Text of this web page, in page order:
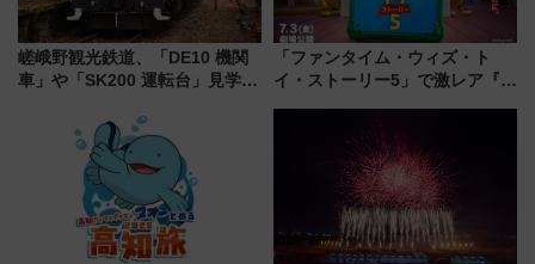
嵯峨野観光鉄道、「DE10 機関
車」や「SK200 運転台」見学ツ
トの一環で激レア体験できちゃ
うかも 参加方法やスケジュール
をご紹介
「ファンタイム・ウィズ・ト
イ・ストーリー5」で激レア『ロ
デコレーションも徹底解説